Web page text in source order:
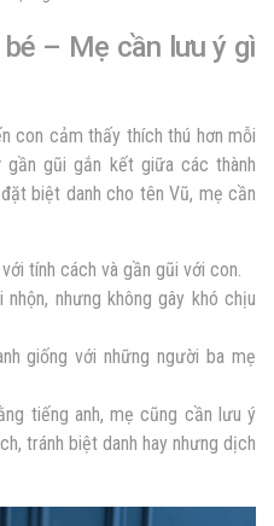
– Mẹ cần lưu ý gì
con cảm thấy thích thú hơn mỗi
gũi gắn kết giữa các thành
biệt danh cho tên Vũ, mẹ cần
tính cách và gần gũi với con.
nhưng không gây khó chịu
giống với những người ba mẹ
tiếng anh, mẹ cũng cần lưu ý
tránh biệt danh hay nhưng dịch